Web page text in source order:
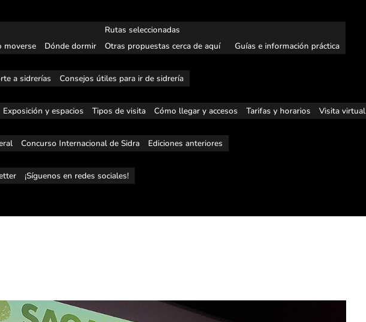
moverse Dónde dormir
Rutas seleccionadas
Otras propuestas cerca de aquí
Guías e información práctica
a sidrerías
Consejos útiles para ir de sidrería
Exposición y espacios Tipos de visita Cómo llegar y accesos Tarifas y horarios Visita virtual
Concurso Internacional de Sidra
Ediciones anteriores
¡Síguenos en redes sociales!